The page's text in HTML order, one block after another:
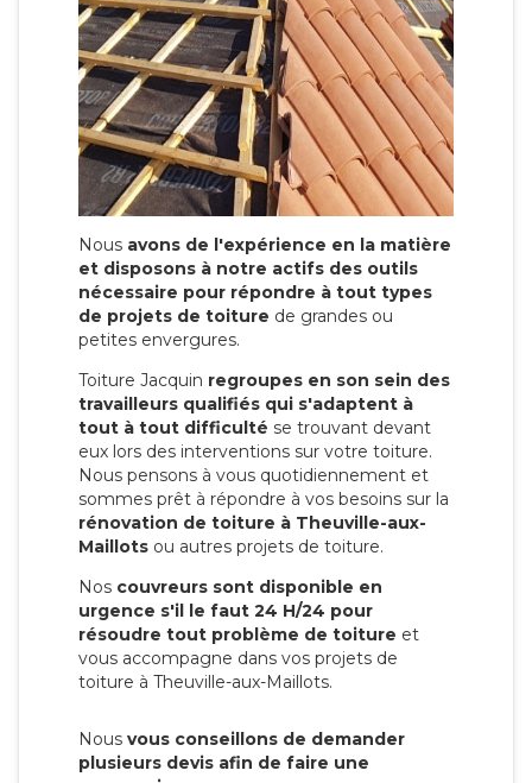
Nous avons de l'expérience en la matière
et disposons à notre actifs des outils
nécessaire pour répondre à tout types
de projets de toiture de grandes ou
petites envergures.
Toiture Jacquin regroupes en son sein des
travailleurs qualifiés qui s'adaptent à
tout à tout difficulté se trouvant devant
eux lors des interventions sur votre toiture.
Nous pensons à vous quotidiennement et
sommes prêt à répondre à vos besoins sur la
rénovation de toiture à Theuville-aux-
Maillots ou autres projets de toiture.
Nos couvreurs sont disponible en
urgence s'il le faut 24 H/24 pour
résoudre tout problème de toiture et
vous accompagne dans vos projets de
toiture à Theuville-aux-Maillots.
Nous vous conseillons de demander
plusieurs devis afin de faire une